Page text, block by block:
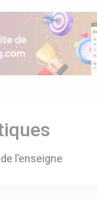
l’enseigne